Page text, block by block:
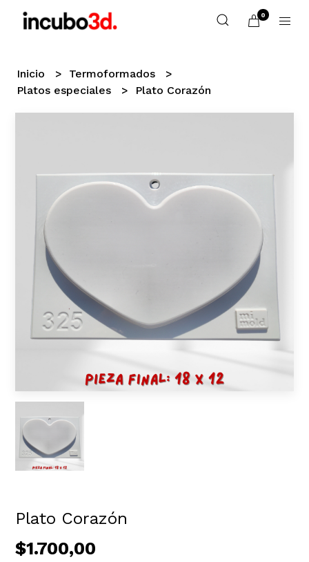
0
Inicio
Termoformados
Platos especiales
Plato Corazón
Plato Corazón
$1.700,00